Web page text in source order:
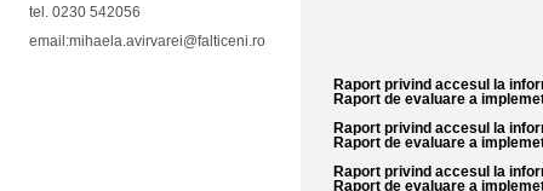
tel. 0230 542056
email:mihaela.avirvarei@falticeni.ro
Raport privind accesul la
Raport de evaluare a
Raport privind accesul la
Raport de evaluare a
Raport privind accesul la
Raport de evaluare a